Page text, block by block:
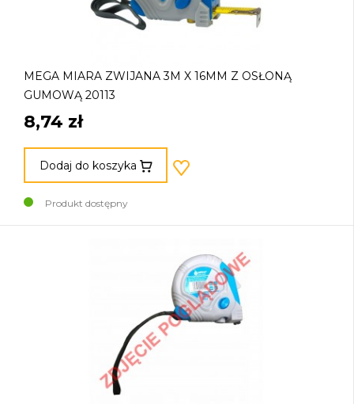
MEGA MIARA ZWIJANA 3M X 16MM Z OSŁONĄ
GUMOWĄ 20113
8,74 zł
Dodaj do koszyka
Produkt dostępny